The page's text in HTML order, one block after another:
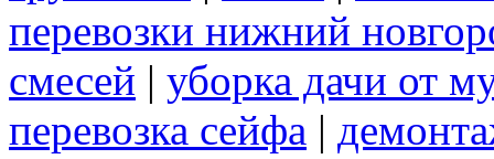
перевозки нижний
смесей | уборка дачи от
перевозка сейфа |